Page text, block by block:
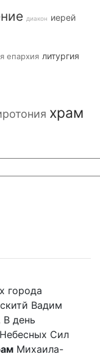
диакон иерей
епархия литургия
храм
города
Вадим
день
Сил
Михаила-